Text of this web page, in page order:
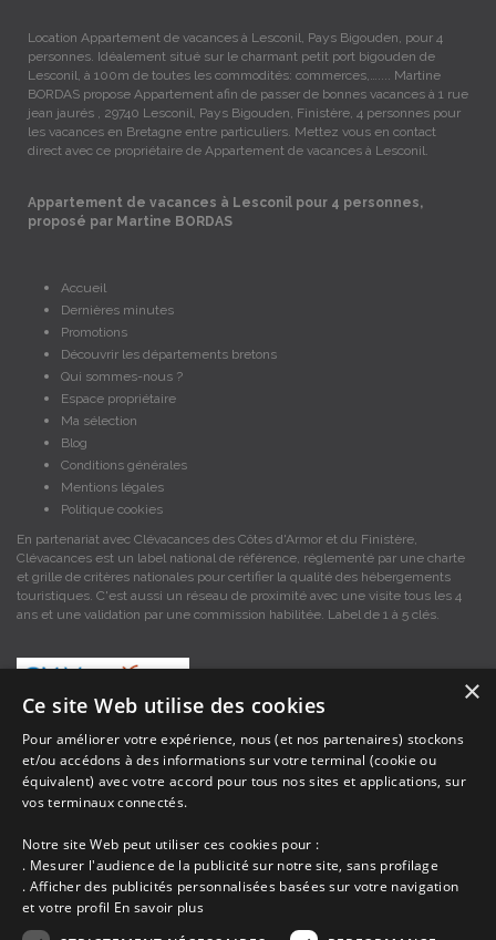
Location Appartement de vacances à Lesconil, Pays Bigouden, pour 4
personnes. Idéalement situé sur le charmant petit port bigouden de
Lesconil, à 100m de toutes les commodités: commerces,….... Martine
BORDAS propose Appartement afin de passer de bonnes vacances à 1 rue
jean jaurés , 29740 Lesconil, Pays Bigouden, Finistère, 4 personnes pour
les vacances en Bretagne entre particuliers. Mettez vous en contact
direct avec ce propriétaire de Appartement de vacances à Lesconil.
Appartement de vacances à Lesconil pour 4 personnes,
proposé par Martine BORDAS
Accueil
Dernières minutes
Promotions
Découvrir les départements bretons
Qui sommes-nous ?
Espace propriétaire
Ma sélection
Blog
Conditions générales
Mentions légales
Politique cookies
En partenariat avec Clévacances des Côtes d'Armor et du Finistère,
Clévacances est un label national de référence, réglementé par une charte
et grille de critères nationales pour certifier la qualité des hébergements
touristiques. C'est aussi un réseau de proximité avec une visite tous les 4
ans et une validation par une commission habilitée. Label de 1 à 5 clés.
Les descriptions et photos contenues dans le site Armor-vacances sont sous
la responsabilité des propriétaires, ces informations sont indicatives et non
contractuelles. Les données sont protégées par copyright Armor-vacances.
Armor-vacances n'est pas un organisme et ne touche aucune commission
sur les locations, c'est simplement un annuaire d'hébergements de
vacances en Bretagne, un service de petites annonces de location DE
PARTICULIER A PARTICULIER.
×
Ce site Web utilise des cookies
Pour améliorer votre expérience, nous (et nos partenaires) stockons
et/ou accédons à des informations sur votre terminal (cookie ou
équivalent) avec votre accord pour tous nos sites et applications, sur
vos terminaux connectés.
Notre site Web peut utiliser ces cookies pour :
. Mesurer l'audience de la publicité sur notre site, sans profilage
. Afficher des publicités personnalisées basées sur votre navigation
et votre profil En savoir plus